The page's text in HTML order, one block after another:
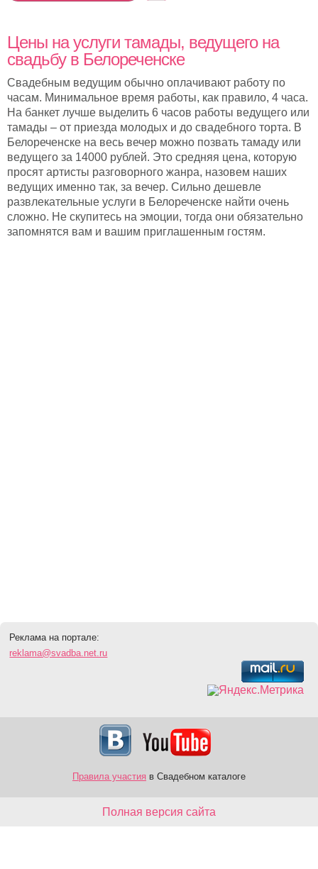
Цены на услуги тамады, ведущего на
свадьбу в Белореченске
Свадебным ведущим обычно оплачивают работу по
часам. Минимальное время работы, как правило, 4 часа.
На банкет лучше выделить 6 часов работы ведущего или
тамады – от приезда молодых и до свадебного торта. В
Белореченске на весь вечер можно позвать тамаду или
ведущего за 14000 рублей. Это средняя цена, которую
просят артисты разговорного жанра, назовем наших
ведущих именно так, за вечер. Сильно дешевле
развлекательные услуги в Белореченске найти очень
сложно. Не скупитесь на эмоции, тогда они обязательно
запомнятся вам и вашим приглашенным гостям.
Реклама на портале:
reklama@svadba.net.ru
Правила участия в Свадебном каталоге
Полная версия сайта